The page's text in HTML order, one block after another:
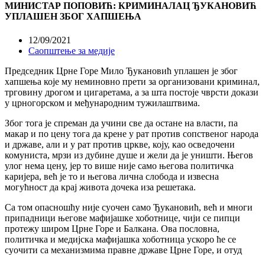
МИНИСТАР ПОПОВИЋ: КРИМИНАЛАЦ ЂУКАНОВИЋ
УПЛАШЕН ЗБОГ ХАПШЕЊА
12/09/2021
Саопштење за медије
Председник Црне Горе Мило Ђукановић уплашен је због
хапшења које му неминовно прети за организовани криминал,
трговину дрогом и цигаретама, а за шта постоје чврсти докази
у црногорском и међународним тужилаштвима.
Због тога је спреман да учини све да остане на власти, па
макар и по цену тога да крене у рат против сопственог народа
и државе, али и у рат против цркве, коју, као осведочени
комуниста, мрзи из дубине душе и жели да је уништи. Његов
улог нема цену, јер то више није само његова политичка
каријера, већ је то и његова лична слобода и извесна
могућност да крај живота дочека иза решетака.
Са том опасношћу није суочен само Ђукановић, већ и многи
припадници његове мафијашке хоботнице, чији се пипци
протежу широм Црне Горе и Балкана. Ова пословна,
политичка и медијска мафијашка хоботница ускоро ће се
суочити са механизмима правне државе Црне Горе, и отуд